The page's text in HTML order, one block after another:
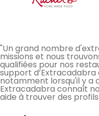
"Un grand nombre
missions et nous
qualifiées pour nos
support
notamment lorsqu'il y a
Extracadabra connaît
aide à trouver des